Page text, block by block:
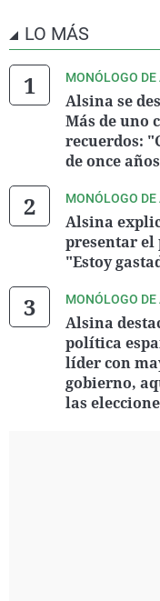
LO MÁS
MONÓLOGO
Alsina se
Más de uno
recuerdos:
de once
MONÓLOGO
Alsina
presentar el
"Estoy
MONÓLOGO
Alsina
política
líder con
gobierno,
las